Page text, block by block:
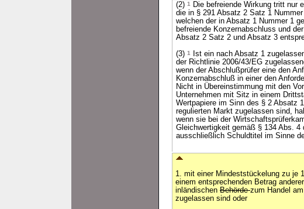
(2) 1
Die befreiende Wirkung tritt nur
die in § 291 Absatz 2 Satz 1
welchen der in Absatz 1 Nummer 1
befreiende Konzernabschluss und
Absatz 2 Satz 2 und Absatz 3
(3) 1
Ist ein nach Absatz 1
der Richtlinie 2006/43/EG
wenn der Abschlußprüfer eine den
Konzernabschluß in einer den
Nicht in Übereinstimmung mit den
Unternehmen mit Sitz in einem
Wertpapiere im Sinn des § 2 Absatz
regulierten Markt zugelassen sind,
wenn sie bei der
Gleichwertigkeit gemäß § 134 Abs.
ausschließlich Schuldtitel im Sinne
1. mit einer Mindeststückelung zu je
einem entsprechenden Betrag
inländischen Behördezum Handel
zugelassen sind oder